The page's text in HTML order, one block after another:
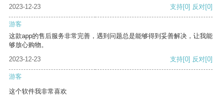
2023-12-23
支持[0] 反对[0]
游客
这款app的售后服务非常完善，遇到问题总是能够得到妥善解决，让我能
够放心购物。
2023-12-23
支持[0] 反对[0]
游客
这个软件我非常喜欢